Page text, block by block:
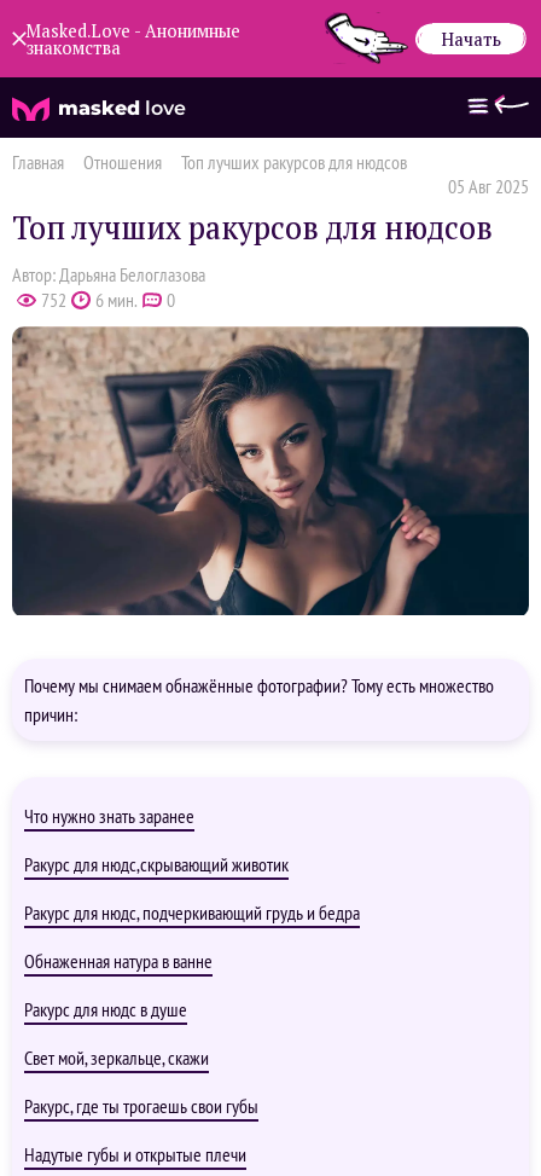
Masked.Love - Анонимные
знакомства Начать
masked love
Главная Отношения
Топ лучших ракурсов для нюдсов
05 Авг 2025
Топ лучших ракурсов для нюдсов
Автор: Дарьяна Белоглазова
752
6 мин. 0
Почему мы снимаем обнажённые фотографии? Тому есть множество
причин:
Что нужно знать заранее
Ракурс для нюдс,скрывающий животик
Ракурс для нюдс, подчеркивающий грудь и бедра
Обнаженная натура в ванне
Ракурс для нюдс в душе
Свет мой, зеркальце, скажи
Ракурс, где ты трогаешь свои губы
Надутые губы и открытые плечи